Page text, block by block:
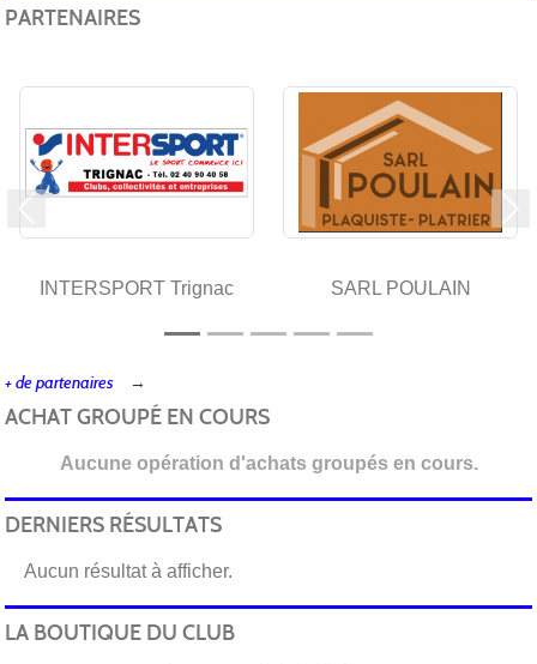
PARTENAIRES
INTERSPORT Trignac SARL POULAIN
+ de partenaires
ACHAT GROUPÉ EN COURS
Aucune opération d'achats groupés en cours.
DERNIERS RÉSULTATS
Aucun résultat à afficher.
LA BOUTIQUE DU CLUB